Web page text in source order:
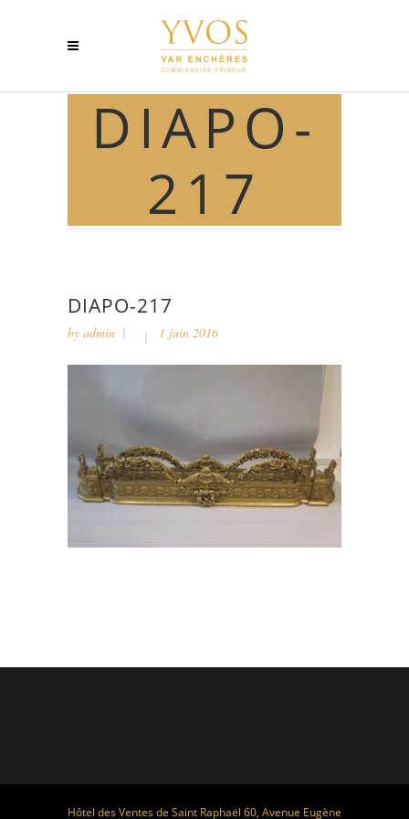
DIAPO-
217
DIAPO-217
by admin 1 juin 2016
Hôtel des Ventes de Saint Raphaël 60, Avenue Eugène